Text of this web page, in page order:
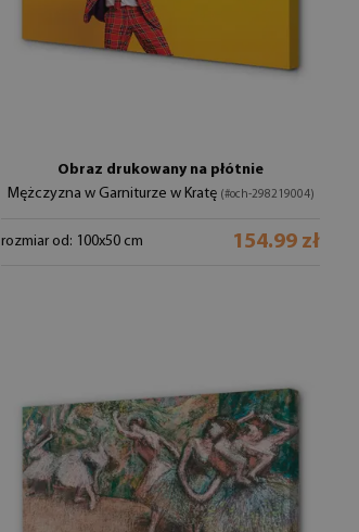
Obraz drukowany na płótnie
Mężczyzna w Garniturze w Kratę (#och-298219004)
rozmiar od: 100x50 cm 154.99 zł